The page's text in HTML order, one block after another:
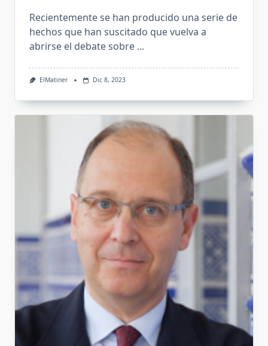
Recientemente se han producido una serie de
hechos que han suscitado que vuelva a
abrirse el debate sobre ...
ElMatiner Dic 8, 2023